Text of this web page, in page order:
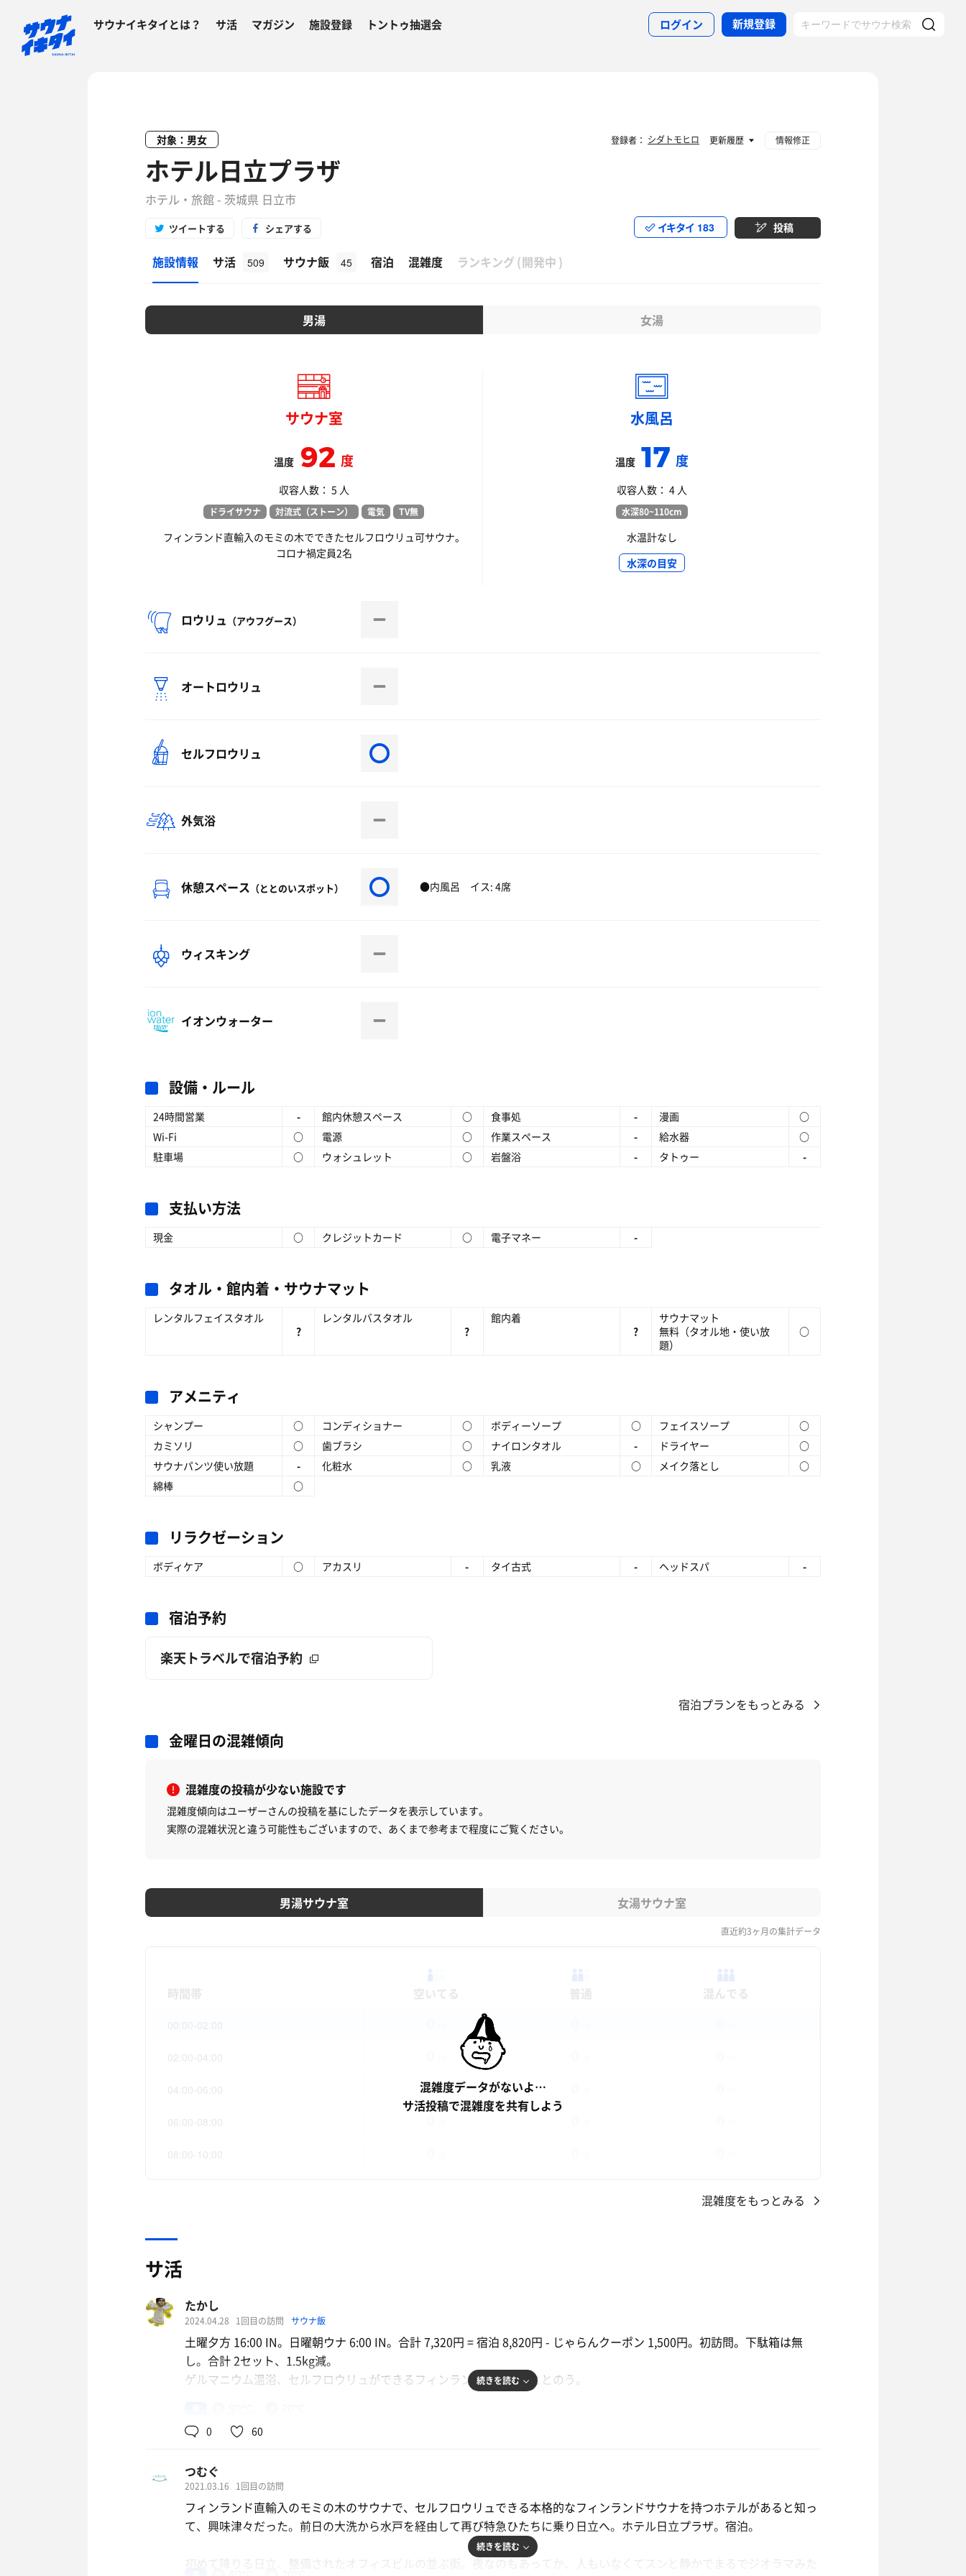
サウナイキタイとは？ サ活 マガジン 施設登録 トントゥ抽選会 ログイン 新規登録
対象：男女
ホテル日立プラザ
ホテル・旅館 - 茨城県 日立市
ツイートする シェアする イキタイ 183 投稿
施設情報 サ活 509 サウナ飯 45 宿泊 混雑度 ランキング (開発中 )
男湯 女湯
サウナ室
温度 92度
収容人数： 5 人
ドライサウナ 対流式（ストーン） 電気 TV無
フィンランド直輸入のモミの木でできたセルフロウリュ可サウナ。
コロナ禍定員2名
水風呂
温度 17度
収容人数： 4 人
水深80~110cm
水温計なし
水深の目安
ロウリュ （アウフグース）
オートロウリュ
セルフロウリュ
外気浴
休憩スペース （ととのいスポット） ●内風呂 イス: 4席
ウィスキング
イオンウォーター
設備・ルール
24時間営業 - 館内休憩スペース ○ 食事処 - 漫画
○
Wi-Fi
○ 電源 ○ 作業スペース - 給水器
○
駐車場
○ ウォシュレット ○ 岩盤浴 - タトゥー -
支払い方法
現金 ○ クレジットカード ○ 電子マネー -
タオル・館内着・サウナマット
レンタルフェイスタオル
?
レンタルバスタオル
?
館内着
?
サウナマット
無料（タオル地・使い放
題）
○
アメニティ
シャンプー ○ コンディショナー ○ ボディーソープ ○ フェイスソープ
○
カミソリ
○ 歯ブラシ ○ ナイロンタオル - ドライヤー
○
サウナパンツ使い放題
- 化粧水 ○ 乳液 ○ メイク落とし
○
綿棒
○
リラクゼーション
ボディケア ○ アカスリ - タイ古式 - ヘッドスパ -
宿泊予約
楽天トラベルで宿泊予約
宿泊プランをもっとみる
金曜日の混雑傾向
混雑度の投稿が少ない施設です
混雑度傾向はユーザーさんの投稿を基にしたデータを表示しています。
実際の混雑状況と違う可能性もございますので、あくまで参考まで程度にご覧ください。
男湯サウナ室 女湯サウナ室
直近約3ヶ月の集計データ
混雑度データがないよ…
サ活投稿で混雑度を共有しよう
0 件
混雑度をもっとみる
サ活
たかし
2024.04.28 1回目の訪問 サウナ飯
土曜夕方 16:00 IN。日曜朝ウナ 6:00 IN。合計 7,320円 = 宿泊 8,820円 - じゃらんクーポン 1,500円。初訪問。下駄箱は無
し。合計 2セット、1.5kg減。
ゲルマニウム温浴、セルフロウリュができるフィンランドサウナ、ととのう。
「自分だけの時間」のお時間がやってまいりました。いかがお過ごしでしょうか。
本日は日立市に来ております。もう少しで実家が近いのですが、そう簡単には帰りません。
夜はゆっくりと自分だけの時間を過ごしたいと思います。
それでは、本日も己のサウナ道を追求する人生を楽しんでまいります。
続きを読む
0 60
つむぐ
2021.03.16 1回目の訪問
フィンランド直輸入のモミの木のサウナで、セルフロウリュできる本格的なフィンランドサウナを持つホテルがあると知っ
て、興味津々だった。前日の大洗から水戸を経由して再び特急ひたちに乗り日立へ。ホテル日立プラザ。宿泊。
初めて降りる日立、整備されたオフィスビルの並ぶ街。夜なのもあってか、人もいなくてスンと静かでまるでジオラマみた
続きを読む
登録者： シダトモヒロ 更新履歴 情報修正